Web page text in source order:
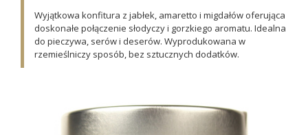
Wyjątkowa konfitura z jabłek, amaretto i migdałów oferująca
doskonałe połączenie słodyczy i gorzkiego aromatu. Idealna
do pieczywa, serów i deserów. Wyprodukowana w
rzemieślniczy sposób, bez sztucznych dodatków.